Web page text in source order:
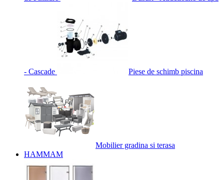
- Cascade Piese de schimb piscina
Mobilier gradina si terasa
HAMMAM